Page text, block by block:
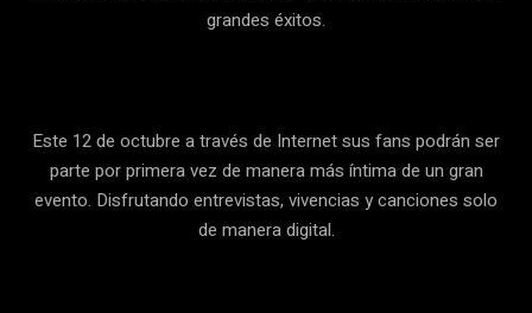
grandes éxitos.
Este 12 de octubre a través de Internet sus fans podrán ser
parte por primera vez de manera más íntima de un gran
evento. Disfrutando entrevistas, vivencias y canciones solo
de manera digital.